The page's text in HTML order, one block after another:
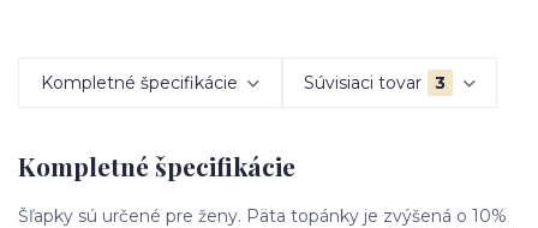
Kompletné špecifikácie Súvisiaci tovar 3
Kompletné špecifikácie
Šľapky sú určené pre ženy. Päta topánky je zvýšená o 10%